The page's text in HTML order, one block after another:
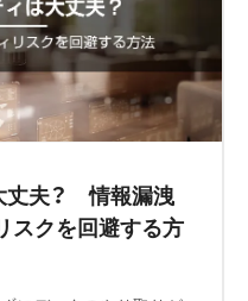
丈夫？ 情報漏洩
スクを回避する方